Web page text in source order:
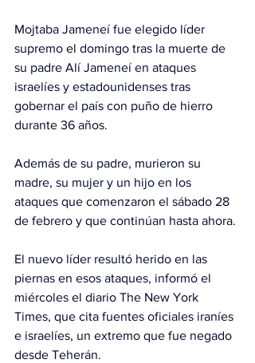
Mojtaba Jameneí fue elegido líder
supremo el domingo tras la muerte de
su padre Alí Jameneí en ataques
israelíes y estadounidenses tras
gobernar el país con puño de hierro
durante 36 años.
Además de su padre, murieron su
madre, su mujer y un hijo en los
ataques que comenzaron el sábado 28
de febrero y que continúan hasta ahora.
El nuevo líder resultó herido en las
piernas en esos ataques, informó el
miércoles el diario The New York
Times, que cita fuentes oficiales iraníes
e israelíes, un extremo que fue negado
desde Teherán.